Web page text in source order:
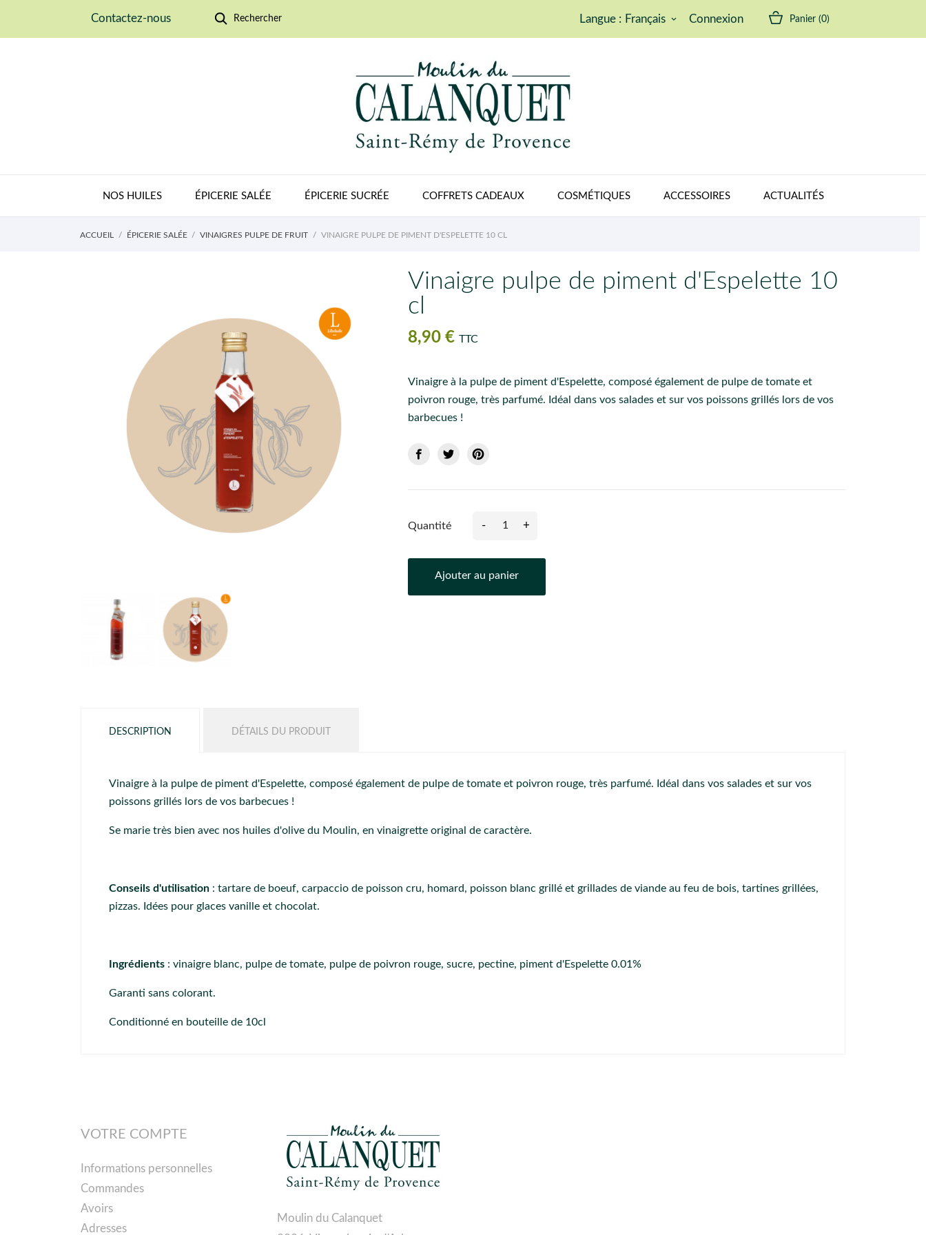
Contactez-nous Rechercher Langue : Français keyboard_arrow_down Connexion Panier (0)
NOS HUILES ÉPICERIE SALÉE ÉPICERIE SUCRÉE COFFRETS CADEAUX COSMÉTIQUES ACCESSOIRES ACTUALITÉS
ACCUEIL ÉPICERIE SALÉE VINAIGRES PULPE DE FRUIT VINAIGRE PULPE DE PIMENT D'ESPELETTE 10 CL
Vinaigre pulpe de piment d'Espelette 10
cl
8,90 € TTC
Vinaigre à la pulpe de piment d'Espelette, composé également de pulpe de tomate et
poivron rouge, très parfumé. Idéal dans vos salades et sur vos poissons grillés lors de vos
barbecues !
Quantité - +
Ajouter au panier
DESCRIPTION DÉTAILS DU PRODUIT
Vinaigre à la pulpe de piment d'Espelette, composé également de pulpe de tomate et poivron rouge, très parfumé. Idéal dans vos salades et sur vos
poissons grillés lors de vos barbecues !
Se marie très bien avec nos huiles d'olive du Moulin, en vinaigrette original de caractère.
Conseils d'utilisation : tartare de boeuf, carpaccio de poisson cru, homard, poisson blanc grillé et grillades de viande au feu de bois, tartines grillées,
pizzas. Idées pour glaces vanille et chocolat.
Ingrédients : vinaigre blanc, pulpe de tomate, pulpe de poivron rouge, sucre, pectine, piment d'Espelette 0.01%
Garanti sans colorant.
Conditionné en bouteille de 10cl
VOTRE COMPTE
Informations personnelles
Commandes
Avoirs
Adresses
Moulin du Calanquet